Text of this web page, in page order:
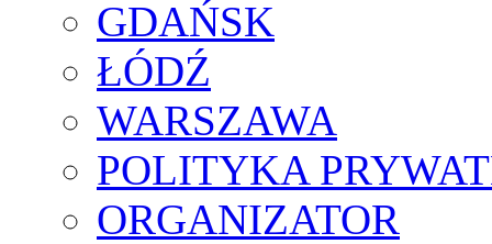
GDAŃSK
ŁÓDŹ
WARSZAWA
POLITYKA
ORGANIZATOR